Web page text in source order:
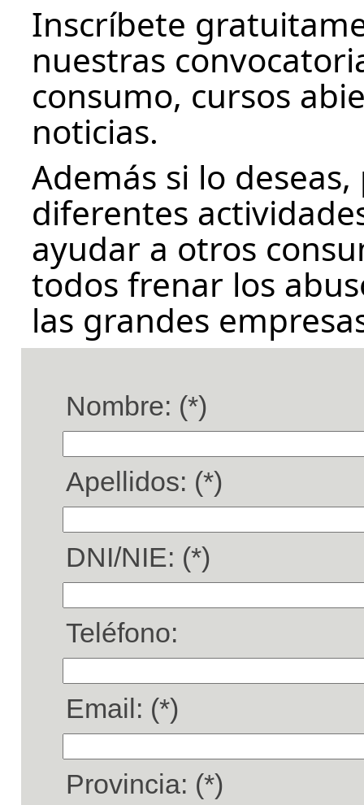
Inscríbete
nuestras
consumo, cursos
noticias.
Además si lo
diferentes
ayudar a otros
todos frenar los
las grandes
Nombre: (*)
Apellidos: (*)
DNI/NIE: (*)
Teléfono:
Email: (*)
Provincia: (*)